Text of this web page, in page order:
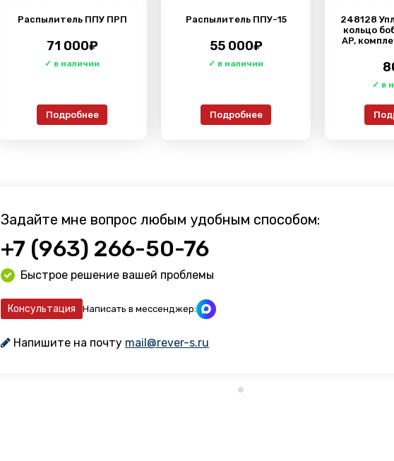
Распылитель ППУ ПРП
71 000₽
Подробнее
Распылитель ППУ-15
55 000₽
Подробнее
248128
кольцо
AP,
Задайте мне вопрос любым удобным способом:
+7 (963) 266-50-76
Быстрое решение вашей проблемы
Консультация Написать в мессенджер:
Напишите на почту mail@rever-s.ru